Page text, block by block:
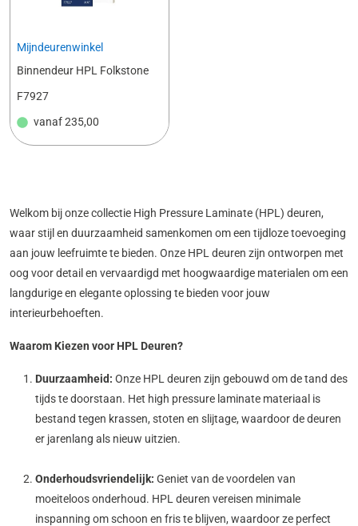
Mijndeurenwinkel
Binnendeur HPL Folkstone
F7927
vanaf235,00
Welkom bij onze collectie High Pressure Laminate (HPL) deuren,
waar stijl en duurzaamheid samenkomen om een tijdloze toevoeging
aan jouw leefruimte te bieden. Onze HPL deuren zijn ontworpen met
oog voor detail en vervaardigd met hoogwaardige materialen om een
langdurige en elegante oplossing te bieden voor jouw
interieurbehoeften.
Waarom Kiezen voor HPL Deuren?
Duurzaamheid: Onze HPL deuren zijn gebouwd om de tand des
tijds te doorstaan. Het high pressure laminate materiaal is
bestand tegen krassen, stoten en slijtage, waardoor de deuren
er jarenlang als nieuw uitzien.
Onderhoudsvriendelijk: Geniet van de voordelen van
moeiteloos onderhoud. HPL deuren vereisen minimale
inspanning om schoon en fris te blijven, waardoor ze perfect